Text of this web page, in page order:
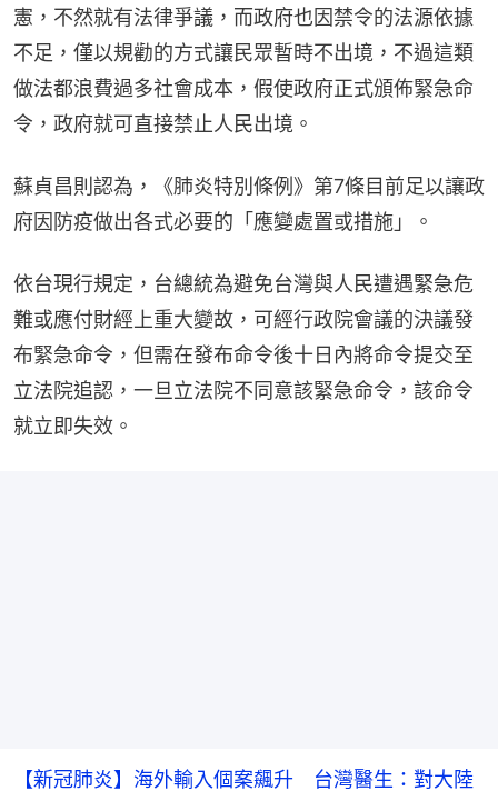
憲，不然就有法律爭議，而政府也因禁令的法源依據
不足，僅以規勸的方式讓民眾暫時不出境，不過這類
做法都浪費過多社會成本，假使政府正式頒佈緊急命
令，政府就可直接禁止人民出境。
蘇貞昌則認為，《肺炎特別條例》第7條目前足以讓政
府因防疫做出各式必要的「應變處置或措施」。
依台現行規定，台總統為避免台灣與人民遭遇緊急危
難或應付財經上重大變故，可經行政院會議的決議發
布緊急命令，但需在發布命令後十日內將命令提交至
立法院追認，一旦立法院不同意該緊急命令，該命令
就立即失效。
【新冠肺炎】海外輸入個案飆升 台灣醫生：對大陸